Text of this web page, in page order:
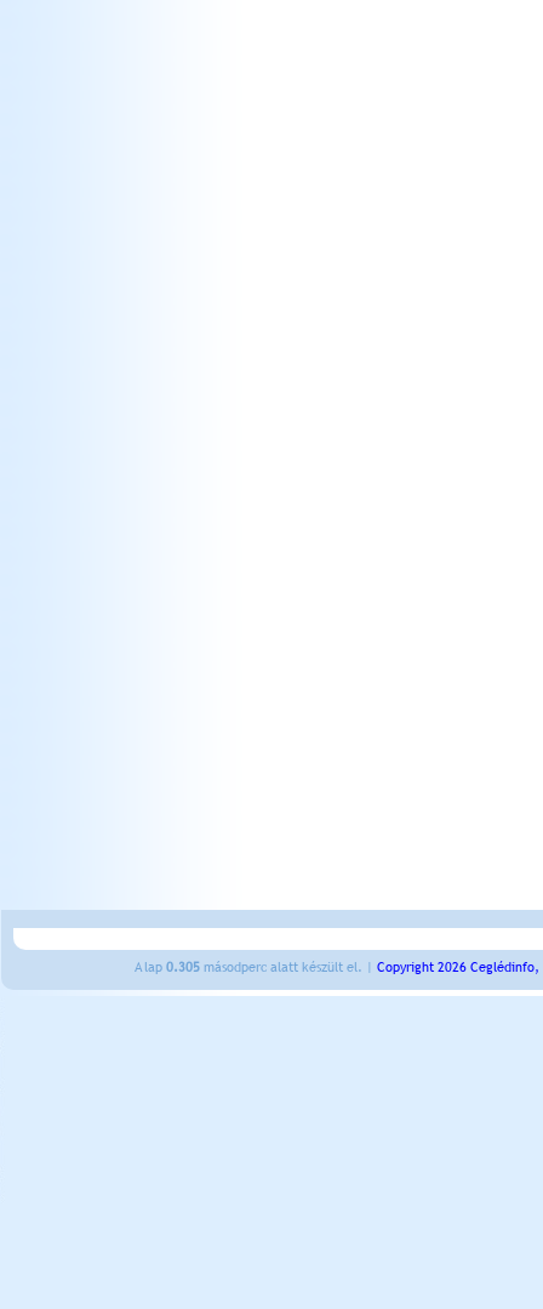
A lap 0.305 másodperc alatt készült el. | Copyright 2026